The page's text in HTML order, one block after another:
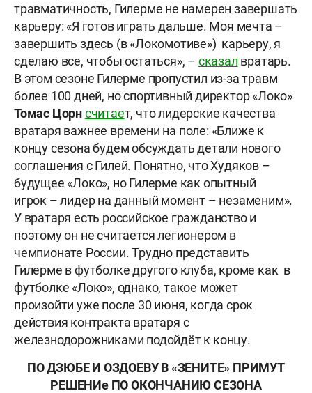
травматичность, Гилерме не намерен завершать
карьеру: «Я готов играть дальше. Моя мечта –
завершить здесь (в «Локомотиве») карьеру, я
сделаю все, чтобы остаться», – сказал вратарь.
В этом сезоне Гилерме пропустил из-за травм
более 100 дней, но спортивный директор «Локо»
Томас Цорнсчитает, что лидерские качества
вратаря важнее времени на поле: «Ближе к
концу сезона будем обсуждать детали нового
соглашения с Гилей. Понятно, что Худяков –
будущее «Локо», но Гилерме как опытный
игрок – лидер на данный момент – незаменим».
У вратаря есть российское гражданство и
поэтому он не считается легионером в
чемпионате России. Трудно представить
Гилерме в футболке другого клуба, кроме как в
футболке «Локо», однако, такое может
произойти уже после 30 июня, когда срок
действия контракта вратаря с
железнодорожниками подойдёт к концу.
ПО ДЗЮБЕ И ОЗДОЕВУ В «ЗЕНИТЕ» ПРИМУТ
РЕШЕНИе ПО ОКОНЧАНИЮ СЕЗОНА